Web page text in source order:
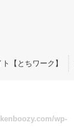
【とちワーク】
wp-